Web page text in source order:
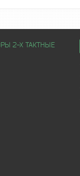
2-Х ТАКТНЫЕ